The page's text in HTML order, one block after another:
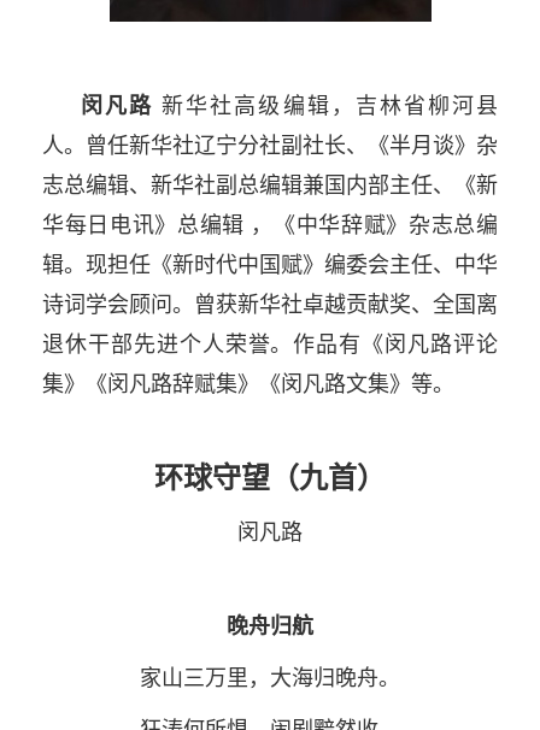
闵凡路 新华社高级编辑，吉林省柳河县
人。曾任新华社辽宁分社副社长、《半月谈》杂
志总编辑、新华社副总编辑兼国内部主任、《新
华每日电讯》总编辑 ，《中华辞赋》杂志总编
辑。现担任《新时代中国赋》编委会主任、中华
诗词学会顾问。曾获新华社卓越贡献奖、全国离
退休干部先进个人荣誉。作品有《闵凡路评论
集》《闵凡路辞赋集》《闵凡路文集》等。
环球守望（九首）
闵凡路
晚舟归航
家山三万里，大海归晚舟。